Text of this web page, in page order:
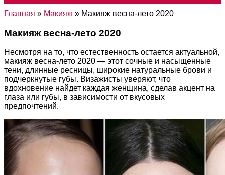
Главная » Макияж » Макияж весна-лето 2020
Макияж весна-лето 2020
Несмотря на то, что естественность остается актуальной,
макияж весна-лето 2020 — этот сочные и насыщенные
тени, длинные ресницы, широкие натуральные брови и
подчеркнутые губы. Визажисты уверяют, что
вдохновение найдет каждая женщина, сделав акцент на
глаза или губы, в зависимости от вкусовых
предпочтений.